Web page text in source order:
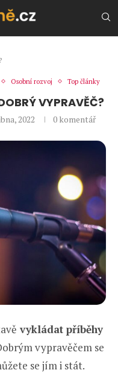
Osobní rozvoj Top články
VYPRAVĚČ?
2022 0 komentář
vykládat příběhy
vypravěčem se
se jím i stát.